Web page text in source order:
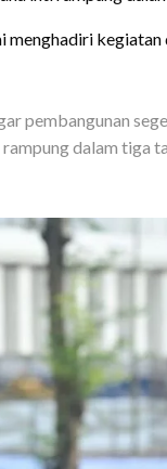
menghadiri
pembangunan
dalam tiga